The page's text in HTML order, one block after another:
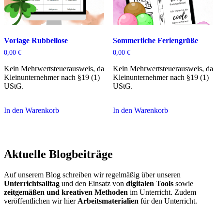
Vorlage Rubbellose
0,00 €
Kein Mehrwertsteuerausweis, da
Kleinunternehmer nach §19 (1)
UStG.
In den Warenkorb
Sommerliche Feriengrüße
0,00 €
Kein Mehrwertsteuerausweis, da
Kleinunternehmer nach §19 (1)
UStG.
In den Warenkorb
Aktuelle Blogbeiträge
Auf unserem Blog schreiben wir regelmäßig über unseren
Unterrichtsalltag und den Einsatz von digitalen Tools sowie
zeitgemäßen und kreativen Methoden im Unterricht. Zudem
veröffentlichen wir hier Arbeitsmaterialien für den Unterricht.